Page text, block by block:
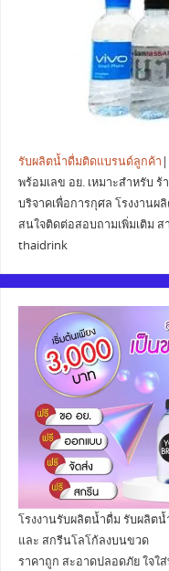
รับผลิตน้ำดื่มติดแบรนด์ลูกค้า
พร้อมเลข อย. เหมาะสำหรับ
บริจาคเพื่อการกุศล โรงงาน
สนใจติดต่อสอบถามเพิ่มเติม ส
thaidrink
โรงงานรับผลิตน้ำดื่ม รับผลิต
และ สกรีนโลโก้ลงบนขวด
ราคาถูก สะอาดปลอดภัย ใจใ